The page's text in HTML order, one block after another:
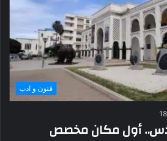
فنون و ادب
18
أول مكان مخصص